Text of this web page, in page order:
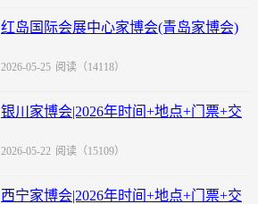
红岛国际会展中心家博会(青岛家博会)
2026-05-25 阅读（14118）
银川家博会|2026年时间+地点+门票+交
2026-05-22 阅读（15109）
西宁家博会|2026年时间+地点+门票+交